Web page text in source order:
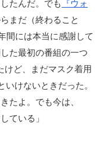
たんだ。でも 『ウォ
まだ（終わること
間には本当に感謝して
た最初の番組の一つ
けど、まだマスク着用
けないときだった。
たよ。でも今は、
ている」